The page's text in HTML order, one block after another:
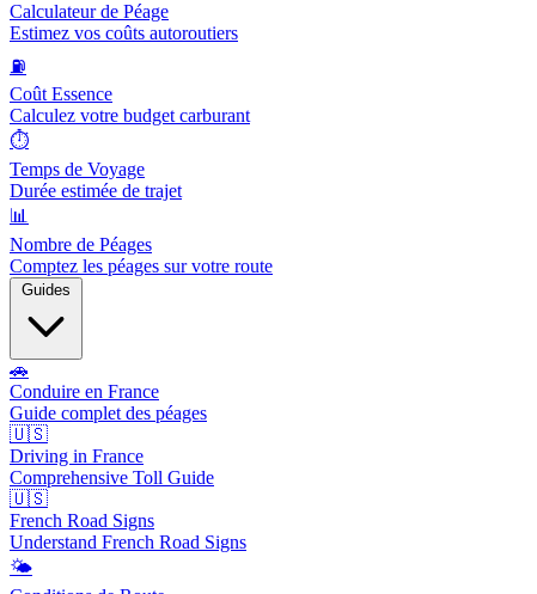
Calculateur de Péage
Estimez vos coûts autoroutiers
⛽
Coût Essence
Calculez votre budget carburant
⏱️
Temps de Voyage
Durée estimée de trajet
📊
Nombre de Péages
Comptez les péages sur votre route
Guides
🚗
Conduire en France
Guide complet des péages
🇺🇸
Driving in France
Comprehensive Toll Guide
🇺🇸
French Road Signs
Understand French Road Signs
🌤️